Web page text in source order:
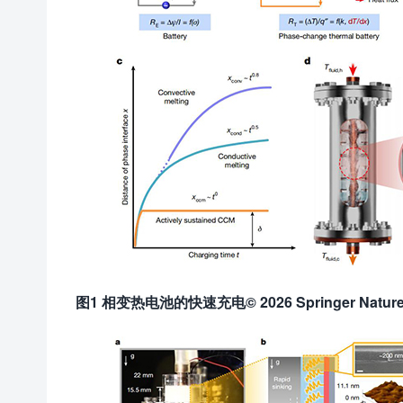
图1 相变热电池的快速充电© 2026 Springer